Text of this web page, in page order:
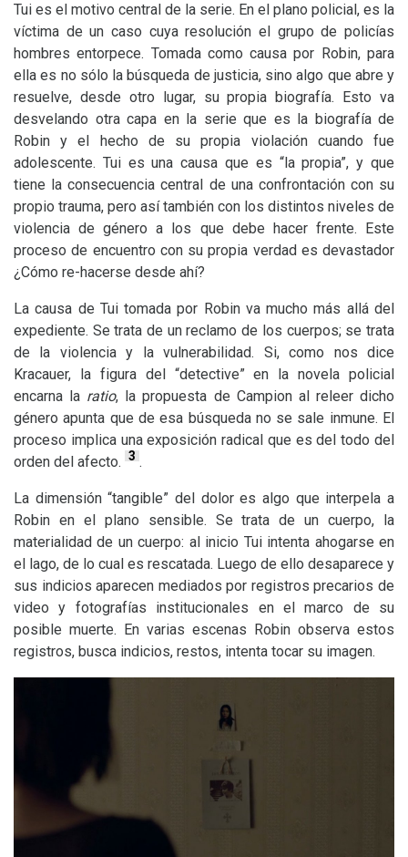
Tui es el motivo central de la serie. En el plano policial, es la
víctima de un caso cuya resolución el grupo de policías
hombres entorpece. Tomada como causa por Robin, para
ella es no sólo la búsqueda de justicia, sino algo que abre y
resuelve, desde otro lugar, su propia biografía. Esto va
desvelando otra capa en la serie que es la biografía de
Robin y el hecho de su propia violación cuando fue
adolescente. Tui es una causa que es “la propia”, y que
tiene la consecuencia central de una confrontación con su
propio trauma, pero así también con los distintos niveles de
violencia de género a los que debe hacer frente. Este
proceso de encuentro con su propia verdad es devastador
¿Cómo re-hacerse desde ahí?
La causa de Tui tomada por Robin va mucho más allá del
expediente. Se trata de un reclamo de los cuerpos; se trata
de la violencia y la vulnerabilidad. Si, como nos dice
Kracauer, la figura del “detective” en la novela policial
encarna la ratio, la propuesta de Campion al releer dicho
género apunta que de esa búsqueda no se sale inmune. El
proceso implica una exposición radical que es del todo del
orden del afecto. 3 .
La dimensión “tangible” del dolor es algo que interpela a
Robin en el plano sensible. Se trata de un cuerpo, la
materialidad de un cuerpo: al inicio Tui intenta ahogarse en
el lago, de lo cual es rescatada. Luego de ello desaparece y
sus indicios aparecen mediados por registros precarios de
video y fotografías institucionales en el marco de su
posible muerte. En varias escenas Robin observa estos
registros, busca indicios, restos, intenta tocar su imagen.